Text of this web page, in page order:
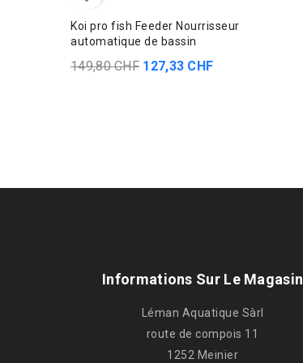
Koi pro fish Feeder Nourrisseur
automatique de bassin
149,80 CHF 127,33 CHF
Informations Sur Le Magasin
Léman Aquatique Sàrl
route de compois 11
1252 Meinier